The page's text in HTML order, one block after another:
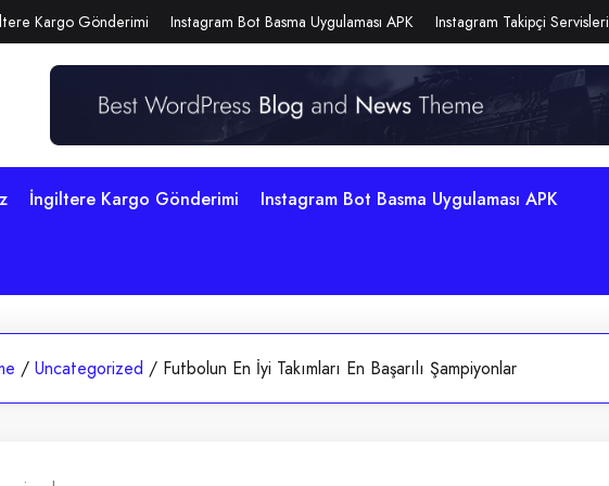
Kargo Gönderimi Instagram Bot Basma Uygulaması APK Instagram Takipçi Servisleri
İngiltere Kargo Gönderimi Instagram Bot Basma Uygulaması APK
/ Uncategorized / Futbolun En İyi Takımları En Başarılı Şampiyonlar